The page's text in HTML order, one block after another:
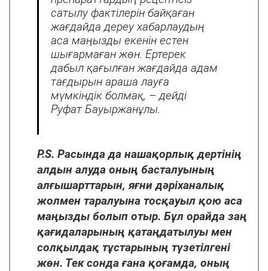
сатылу фактілерін байқаған
жағдайда дереу хабарлаудың
аса маңызды екенін естен
шығармаған жөн. Ертерек
дабыл қағылған жағдайда адам
тағдырын араша лауға
мүмкіндік болмақ, – дейді
Руфат Бауыржанұлы.
P.S. Расында да нашақорлық дертінің
алдын алуда оның басталуының
алғышарттарын, яғни дəріханалық
жолмен таралуына тосқауыл қою аса
маңызды болып отыр. Бұл орайда заң
қағидаларының қатаңдатылуы мен
солқылдақ тұстарының түзетілгені
жөн. Тек сонда ғана қоғамда, оның